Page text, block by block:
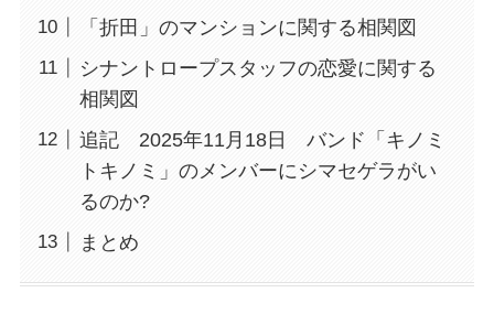
「折田」のマンションに関する相関図
シナントロープスタッフの恋愛に関する
相関図
追記 2025年11月18日 バンド「キノミ
トキノミ」のメンバーにシマセゲラがい
るのか?
まとめ